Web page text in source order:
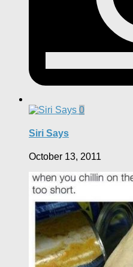
0
Siri Says
October 13, 2011